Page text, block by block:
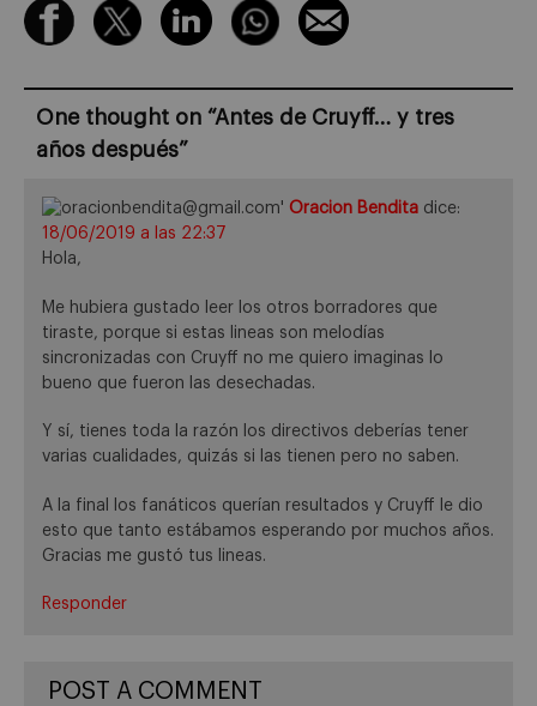
One thought on “Antes de Cruyff… y tres
años después”
Oracion Bendita dice:
18/06/2019 a las 22:37
Hola,
Me hubiera gustado leer los otros borradores que
tiraste, porque si estas lineas son melodías
sincronizadas con Cruyff no me quiero imaginas lo
bueno que fueron las desechadas.
Y sí, tienes toda la razón los directivos deberías tener
varias cualidades, quizás si las tienen pero no saben.
A la final los fanáticos querían resultados y Cruyff le dio
esto que tanto estábamos esperando por muchos años.
Gracias me gustó tus lineas.
Responder
POST A COMMENT